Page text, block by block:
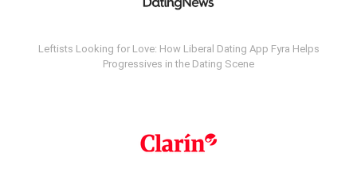
Leftists Looking for Love: How Liberal Dating App Fyra Helps
Progressives in the Dating Scene